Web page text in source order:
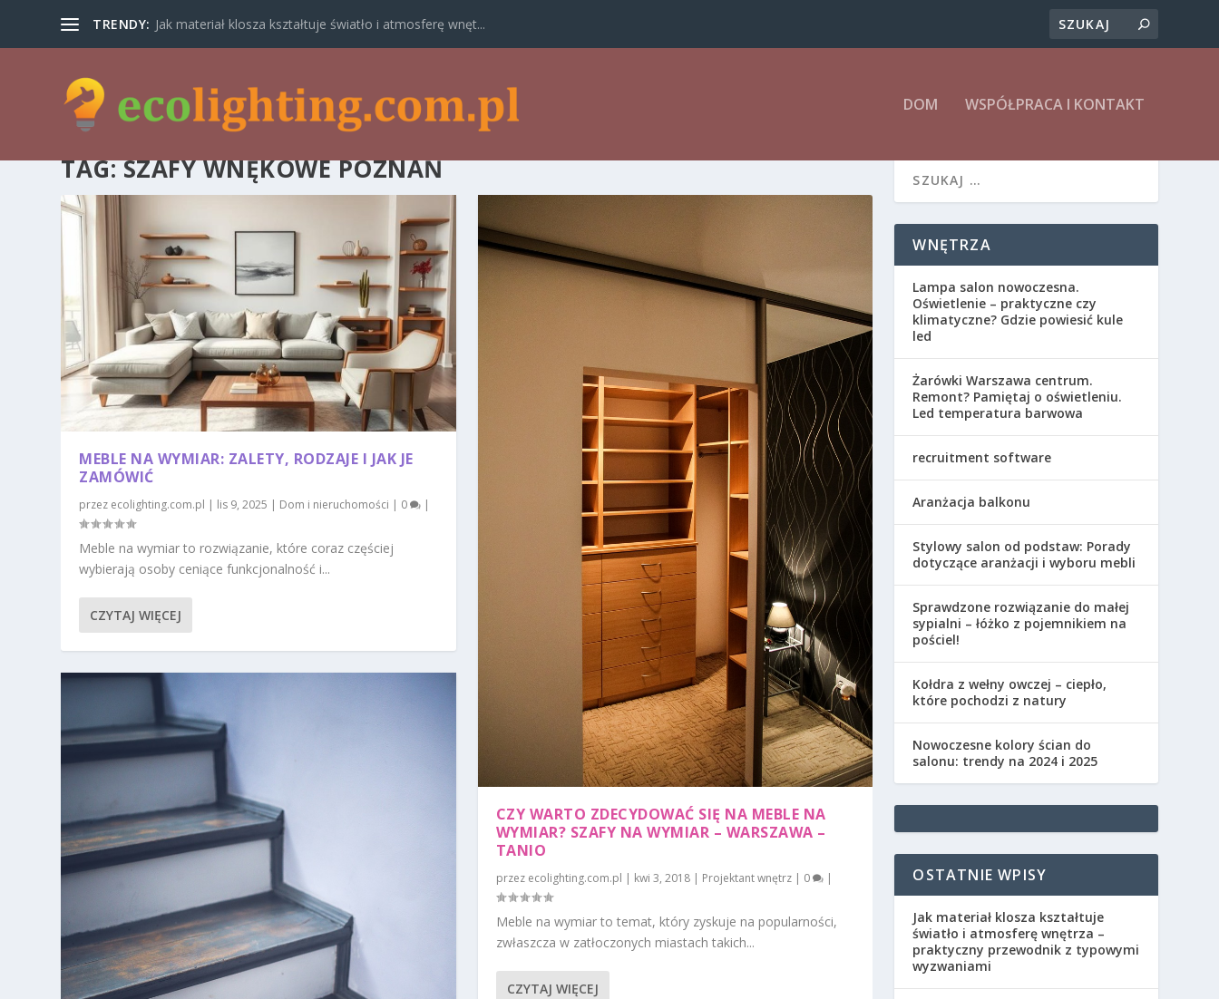
TRENDY: Jak materiał klosza kształtuje światło i atmosferę wnęt...
DOM WSPÓŁPRACA I KONTAKT
TAG:SZAFY WNĘKOWE POZNAŃ
MEBLE NA WYMIAR: ZALETY, RODZAJE I JAK JE
ZAMÓWIĆ
przez ecolighting.com.pl | lis 9, 2025 | Dom i nieruchomości | 0 |
Meble na wymiar to rozwiązanie, które coraz częściej
wybierają osoby ceniące funkcjonalność i...
CZYTAJ WIĘCEJ
CZY WARTO ZDECYDOWAĆ SIĘ NA MEBLE NA
WYMIAR? SZAFY NA WYMIAR – WARSZAWA –
TANIO
przez ecolighting.com.pl kwi 3, 2018| Projektant wnętrz| 0 |
Meble na wymiar to temat, który zyskuje na popularności,
zwłaszcza w zatłoczonych miastach takich...
CZYTAJ WIĘCEJ
WNĘTRZA
Lampa salon nowoczesna.
Oświetlenie – praktyczne czy
klimatyczne? Gdzie powiesić kule
led
Żarówki Warszawa centrum.
Remont? Pamiętaj o oświetleniu.
Led temperatura barwowa
recruitment software
Aranżacja balkonu
Stylowy salon od podstaw: Porady
dotyczące aranżacji i wyboru mebli
Sprawdzone rozwiązanie do małej
sypialni – łóżko z pojemnikiem na
pościel!
Kołdra z wełny owczej – ciepło,
które pochodzi z natury
Nowoczesne kolory ścian do
salonu: trendy na 2024 i 2025
OSTATNIE WPISY
Jak materiał klosza kształtuje
światło i atmosferę wnętrza –
praktyczny przewodnik z typowymi
wyzwaniami